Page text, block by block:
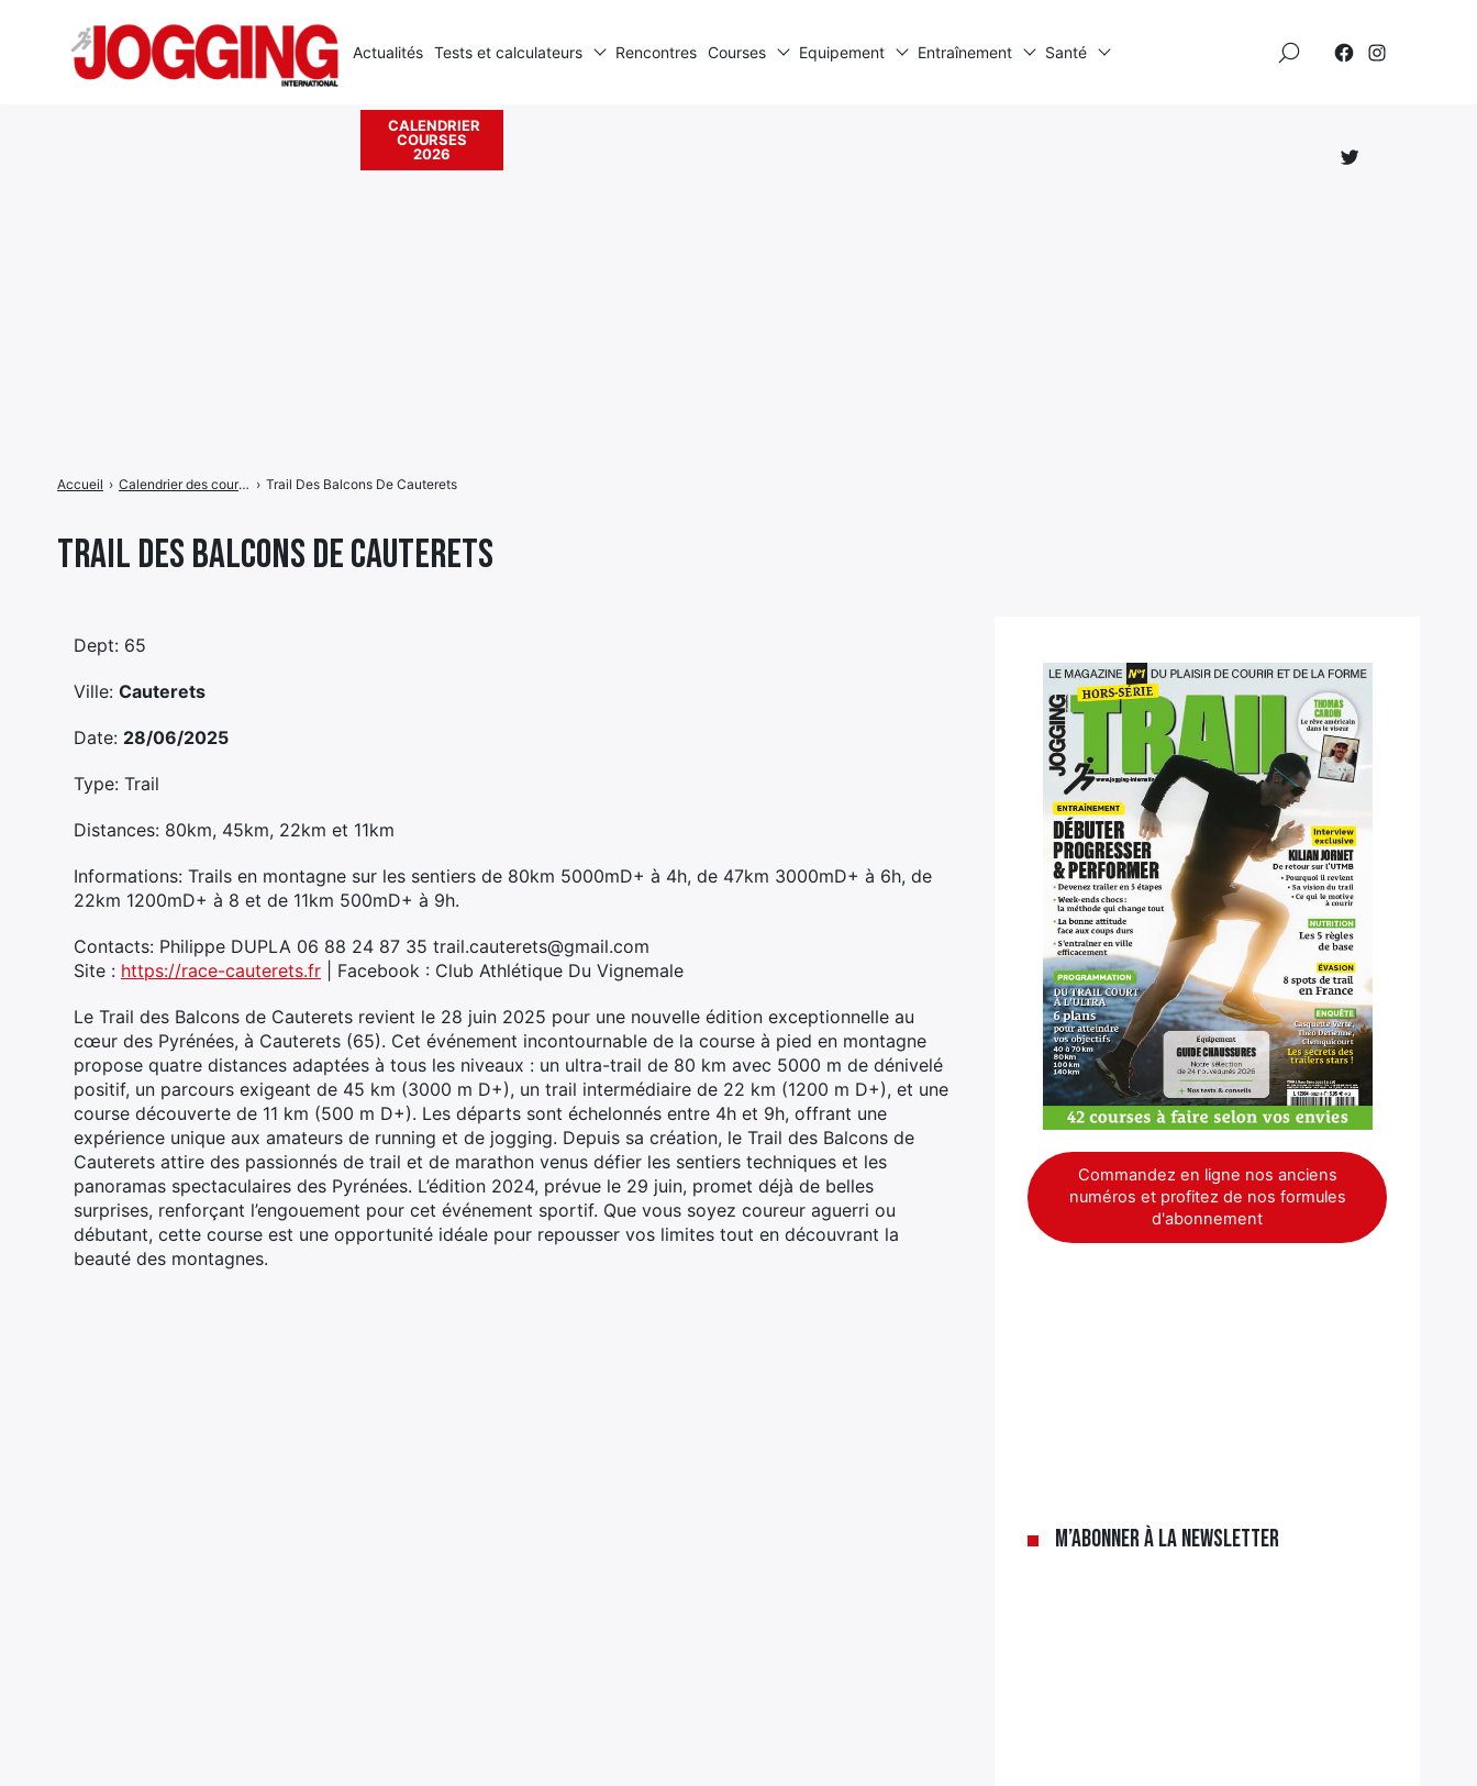
Trail Des Balcons De Cauterets
Accueil › Calendrier des courses › Trail Des Balcons De Cauterets
Dept: 65
Ville: Cauterets
Date: 28/06/2025
Type: Trail
Distances: 80km, 45km, 22km et 11km
Informations: Trails en montagne sur les sentiers de 80km 5000mD+ à 4h, de 47km 3000mD+ à 6h, de
22km 1200mD+ à 8 et de 11km 500mD+ à 9h.
Contacts: Philippe DUPLA 06 88 24 87 35 trail.cauterets@gmail.com
Site : https://race-cauterets.fr | Facebook : Club Athlétique Du Vignemale
Le Trail des Balcons de Cauterets revient le 28 juin 2025 pour une nouvelle édition exceptionnelle au
cœur des Pyrénées, à Cauterets (65). Cet événement incontournable de la course à pied en montagne
propose quatre distances adaptées à tous les niveaux : un ultra-trail de 80 km avec 5000 m de dénivelé
positif, un parcours exigeant de 45 km (3000 m D+), un trail intermédiaire de 22 km (1200 m D+), et une
course découverte de 11 km (500 m D+). Les départs sont échelonnés entre 4h et 9h, offrant une
expérience unique aux amateurs de running et de jogging. Depuis sa création, le Trail des Balcons de
Cauterets attire des passionnés de trail et de marathon venus défier les sentiers techniques et les
panoramas spectaculaires des Pyrénées. L’édition 2024, prévue le 29 juin, promet déjà de belles
surprises, renforçant l’engouement pour cet événement sportif. Que vous soyez coureur aguerri ou
débutant, cette course est une opportunité idéale pour repousser vos limites tout en découvrant la
beauté des montagnes.
Commandez en ligne nos anciens
numéros et profitez de nos formules
d'abonnement
M’abonner à la newsletter
Actualités Tests et calculateurs Rencontres Courses Equipement Entraînement Santé
CALENDRIER
COURSES
2026
Élément
Rechercher